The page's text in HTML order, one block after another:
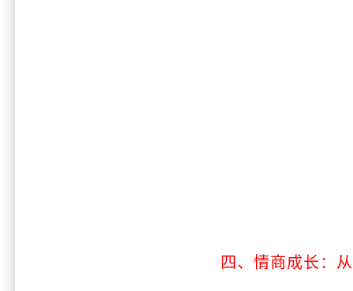
四、情商成长：